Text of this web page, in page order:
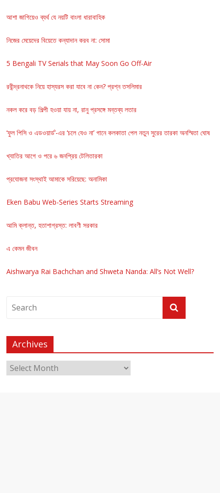
আশা জাগিয়েও ব্যর্থ যে নয়টি বাংলা ধারাবাহিক
নিজের মেয়েদের বিয়েতে কন্যাদান করব না: সোমা
5 Bengali TV Serials that May Soon Go Off-Air
রবীন্দ্রনাথকে নিয়ে হাস্যরস করা যাবে না কেন? প্রশ্ন তসলিমার
নকল করে বড় শিল্পী হওয়া যায় না, রানু প্রসঙ্গে মন্তব্য লতার
‘ফুল পিসি ও এডওয়ার্ড’-এর ‘চলে যেও না’ গানে কলকাতা পেল নতুন সুরের তারকা অনস্মিতা ঘোষ
খ্যাতির আগে ও পরে ৬ জনপ্রিয় টেলিতারকা
প্রযোজনা সংস্থাই আমাকে সরিয়েছে: অনামিকা
Eken Babu Web-Series Starts Streaming
আমি ক্লান্ত, হতাশাগ্রস্ত: লাবণী সরকার
এ কেমন জীবন
Aishwarya Rai Bachchan and Shweta Nanda: All’s Not Well?
Archives